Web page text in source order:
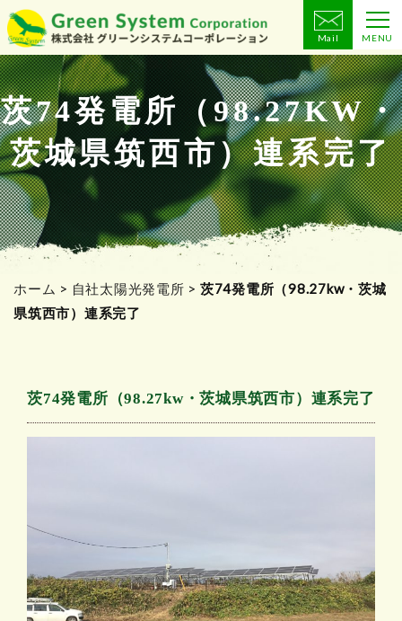
コ
ン
テ
ン
ツ
へ
ス
キ
ッ
プ
Mail MENU
茨74発電所（98.27KW・
茨城県筑西市）連系完了
ホーム > 自社太陽光発電所 > 茨74発電所（98.27kw・茨城
県筑西市）連系完了
茨74発電所（98.27kw・茨城県筑西市）連系完了